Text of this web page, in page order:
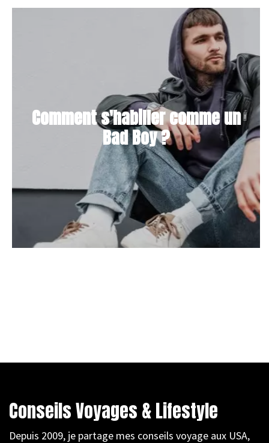
Comment s'habiller comme un
Bad Boy ?
Conseils Voyages & Lifestyle
Depuis 2009, je partage mes conseils voyage aux USA,